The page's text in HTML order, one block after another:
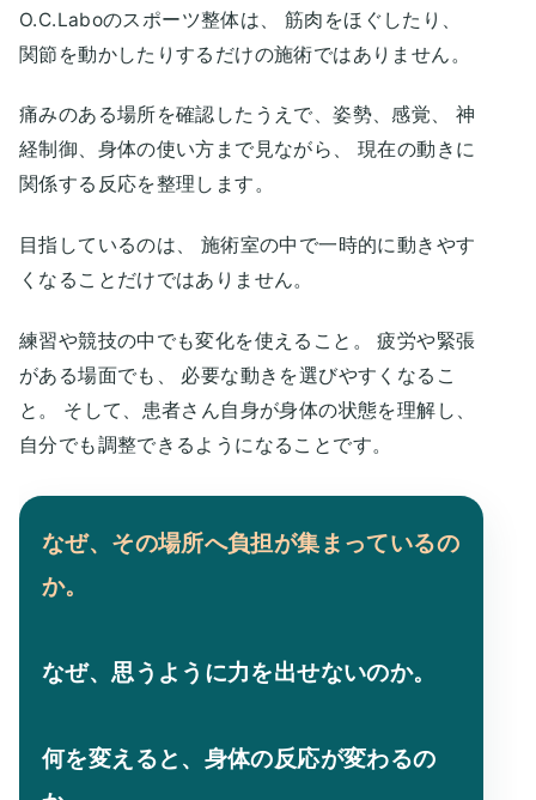
O.C.Laboのスポーツ整体は、 筋肉をほぐしたり、
関節を動かしたりするだけの施術ではありません。
痛みのある場所を確認したうえで、姿勢、感覚、 神
経制御、身体の使い方まで見ながら、 現在の動きに
関係する反応を整理します。
目指しているのは、 施術室の中で一時的に動きやす
くなることだけではありません。
練習や競技の中でも変化を使えること。 疲労や緊張
がある場面でも、 必要な動きを選びやすくなるこ
と。 そして、患者さん自身が身体の状態を理解し、
自分でも調整できるようになることです。
なぜ、その場所へ負担が集まっているの
か。
なぜ、思うように力を出せないのか。
何を変えると、身体の反応が変わるの